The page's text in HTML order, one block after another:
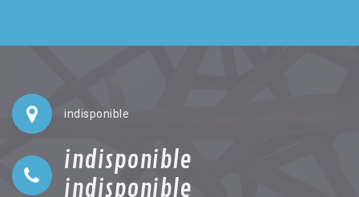
indisponible
indisponible
indisponible